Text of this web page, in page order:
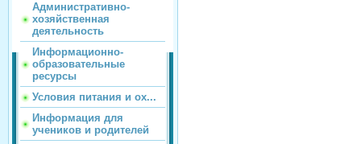
Административно-
хозяйственная
деятельность
Информационно-
образовательные
ресурсы
Условия питания и ох...
Информация для
учеников и родителей